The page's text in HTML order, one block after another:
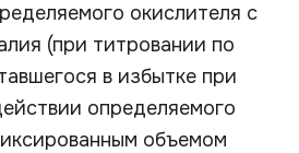
окислителя с
(при титровании по
в избытке при
определяемого
объемом